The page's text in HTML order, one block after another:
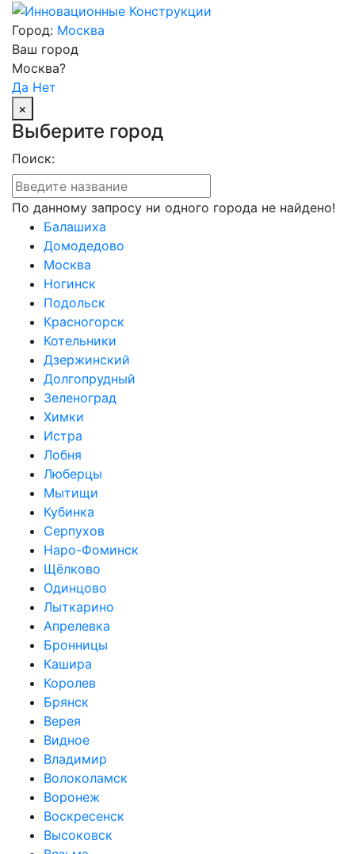
Город: Москва
Ваш город
Москва?
Да Нет
×
Выберите город
Поиск:
По данному запросу ни одного города не найдено!
Балашиха
Домодедово
Москва
Ногинск
Подольск
Красногорск
Котельники
Дзержинский
Долгопрудный
Зеленоград
Химки
Истра
Лобня
Люберцы
Мытищи
Кубинка
Серпухов
Наро-Фоминск
Щёлково
Одинцово
Лыткарино
Апрелевка
Бронницы
Кашира
Королев
Брянск
Верея
Видное
Владимир
Волоколамск
Воронеж
Воскресенск
Высоковск